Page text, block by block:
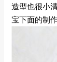
造型也很小
宝下面的制